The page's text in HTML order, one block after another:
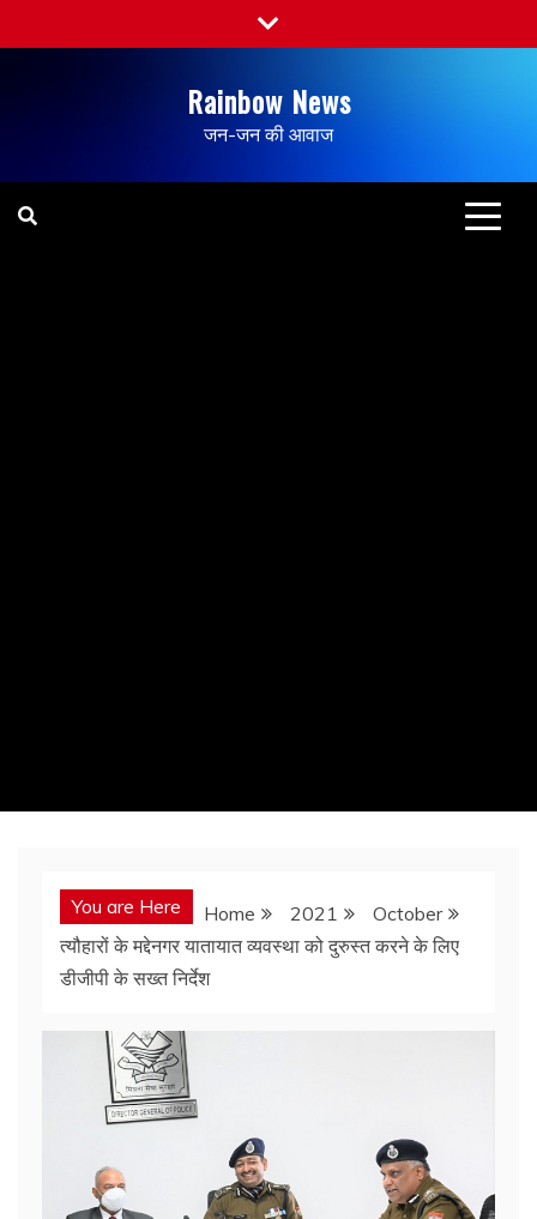
Rainbow News
जन-जन की आवाज
You are Here Home 2021
October
त्यौहारों के मद्देनगर यातायात व्यवस्था को दुरुस्त करने के लिए
डीजीपी के सख्त निर्देश